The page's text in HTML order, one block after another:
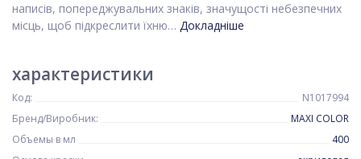
написів, попереджувальних знаків, значущості небезпечних
місць, щоб підкреслити їхню… Докладніше
характеристики
Код:
N1017994
Бренд/Виробник:
MAXI COLOR
Объемы в мл
400